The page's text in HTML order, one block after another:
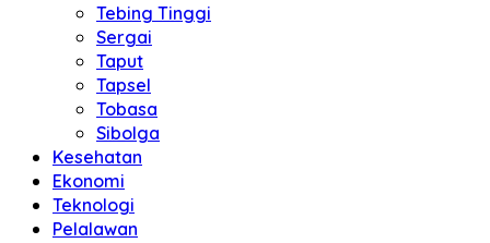
Tebing Tinggi
Sergai
Taput
Tapsel
Tobasa
Sibolga
Kesehatan
Ekonomi
Teknologi
Pelalawan